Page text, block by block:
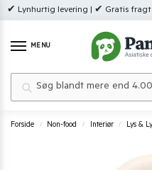
✔ Lynhurtig levering | ✔ Gratis fragt
MENU
Forside / Non-food / Interiør / Lys &